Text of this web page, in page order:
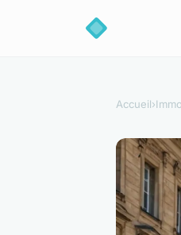
Accueil›